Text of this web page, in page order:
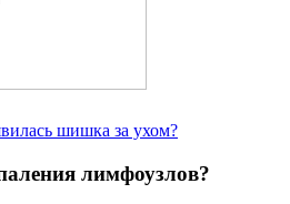
шишка за ухом?
лимфоузлов?